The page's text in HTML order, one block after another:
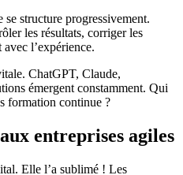
structure progressivement.
les résultats, corriger les
avec l’expérience.
ChatGPT, Claude,
émergent constamment. Qui
formation continue ?
entreprises agiles
Elle l’a sublimé ! Les